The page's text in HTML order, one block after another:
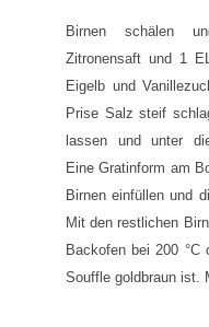
Birnen schälen
Zitronensaft und 1
Eigelb und
Prise Salz steif
lassen und unter
Eine Gratinform am
Birnen einfüllen und
Mit den restlichen
Backofen bei 200
Souffle goldbraun ist.